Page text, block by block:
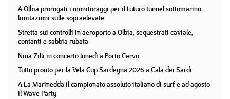
A Olbia prorogati i monitoraggi per il futuro tunnel sottomarino:
limitazioni sulle sopraelevate
Stretta sui controlli in aeroporto a Olbia, sequestrati caviale,
contanti e sabbia rubata
Nina Zilli in concerto lunedì a Porto Cervo
Tutto pronto per la Vela Cup Sardegna 2026 a Cala dei Sardi
A La Marinedda il campionato assoluto italiano di surf e ad agosto
il Wave Party